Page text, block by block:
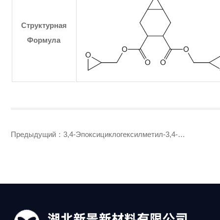
Структурная
Формула
Предыдущий： 3,4-Эпоксициклогексилметил-3,4-